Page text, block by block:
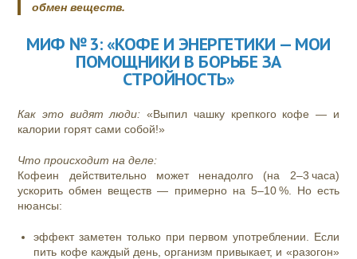
обмен веществ.
МИФ № 3: «КОФЕ И ЭНЕРГЕТИКИ — МОИ
ПОМОЩНИКИ В БОРЬБЕ ЗА
СТРОЙНОСТЬ»
Как это видят люди: «Выпил чашку крепкого кофе — и
калории горят сами собой!»
Что происходит на деле:
Кофеин действительно может ненадолго (на 2–3 часа)
ускорить обмен веществ — примерно на 5–10 %. Но есть
нюансы:
эффект заметен только при первом употреблении. Если
пить кофе каждый день, организм привыкает, и «разогон»